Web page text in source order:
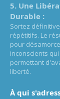
5. Une
Durable :
Sortez
répétitifs. Le
pour
inconscients
permettant
liberté.
À qui